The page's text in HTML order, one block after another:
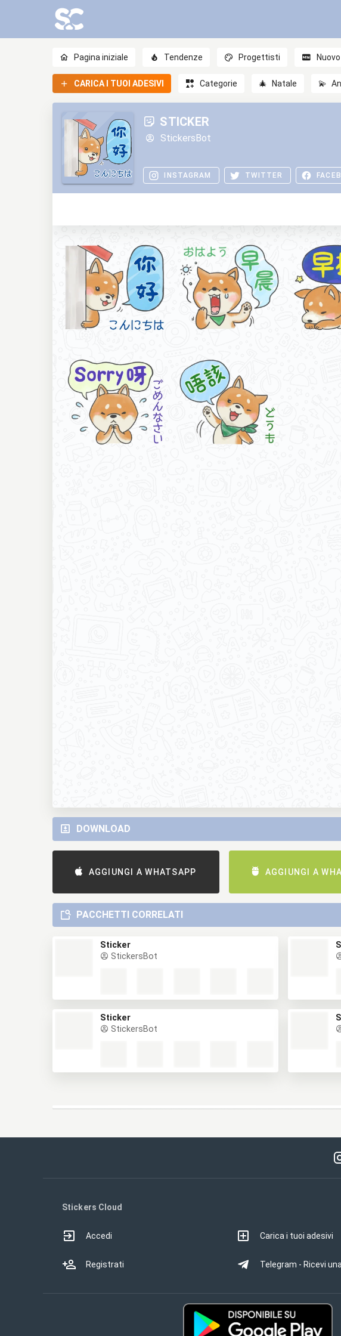
Pagina iniziale Tendenze Progettisti Nuovo
CARICA I TUOI ADESIVI Categorie 🎄 Natale 💫
STICKER
StickersBot
INSTAGRAM TWITTER
DOWNLOAD
AGGIUNGI A WHATSAPP AGGIUNGI A
PACCHETTI CORRELATI
Sticker
StickersBot
Sticker
StickersBot
Stickers Cloud
Accedi
Registrati
Carica i tuoi adesivi
Telegram - Ricevi